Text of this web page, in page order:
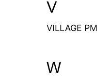
V
VILLAGE PM
W